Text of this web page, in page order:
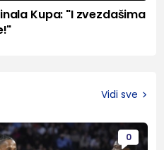
Kupa: "I zvezdašima
Vidi sve
0